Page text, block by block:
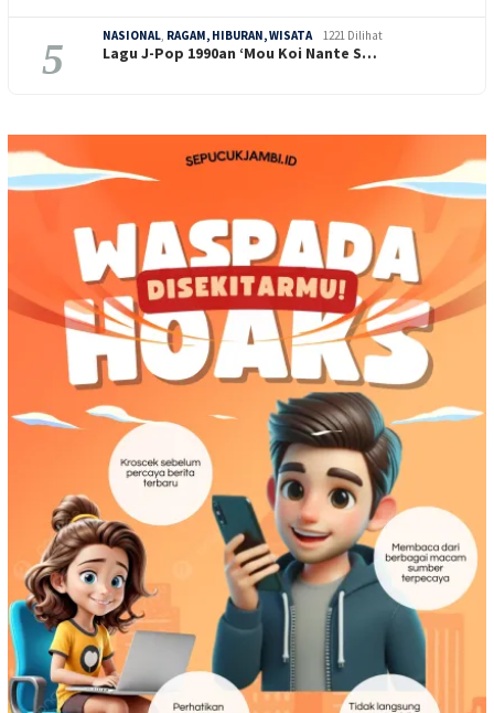
5 NASIONAL RAGAM, HIBURAN, WISATA 1221 Dilihat
Lagu J-Pop 1990an ‘Mou Koi Nante S…